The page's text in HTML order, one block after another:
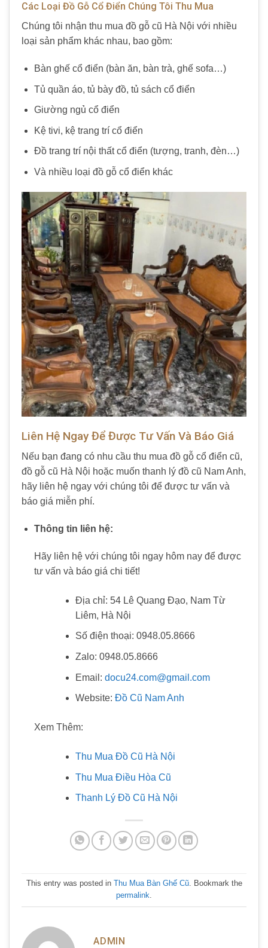
Các Loại Đồ Gỗ Cổ Điển Chúng Tôi Thu Mua
Chúng tôi nhận thu mua đồ gỗ cũ Hà Nội với nhiều
loại sản phẩm khác nhau, bao gồm:
Bàn ghế cổ điển (bàn ăn, bàn trà, ghế sofa…)
Tủ quần áo, tủ bày đồ, tủ sách cổ điển
Giường ngủ cổ điển
Kệ tivi, kệ trang trí cổ điển
Đồ trang trí nội thất cổ điển (tượng, tranh, đèn…)
Và nhiều loại đồ gỗ cổ điển khác
Liên Hệ Ngay Để Được Tư Vấn Và Báo Giá
Nếu bạn đang có nhu cầu thu mua đồ gỗ cổ điển cũ,
đồ gỗ cũ Hà Nội hoặc muốn thanh lý đồ cũ Nam Anh,
hãy liên hệ ngay với chúng tôi để được tư vấn và
báo giá miễn phí.
Thông tin liên hệ:
Hãy liên hệ với chúng tôi ngay hôm nay để được
tư vấn và báo giá chi tiết!
Địa chỉ: 54 Lê Quang Đạo, Nam Từ
Liêm, Hà Nội
Số điện thoại: 0948.05.8666
Zalo: 0948.05.8666
Email: docu24.com@gmail.com
Website: Đồ Cũ Nam Anh
Xem Thêm:
Thu Mua Đồ Cũ Hà Nội
Thu Mua Điều Hòa Cũ
Thanh Lý Đồ Cũ Hà Nội
This entry was posted in Thu Mua Bàn Ghế Cũ. Bookmark the
permalink
ADMIN